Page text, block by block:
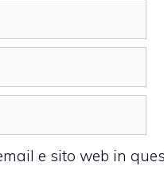
e sito web in